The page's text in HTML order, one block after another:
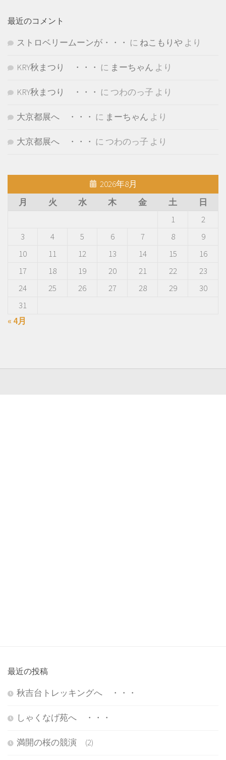
最近のコメント
ストロベリームーンが・・・ に ねこもりや より
KRY秋まつり ・・・ に まーちゃん より
KRY秋まつり ・・・ に つわのっ子 より
大京都展へ ・・・ に まーちゃん より
大京都展へ ・・・ に つわのっ子 より
2026年8月
月
火 水 木 金 土
日
1
2
3
4 5 6 7 8
9
10
11 12 13 14 15
16
17
18 19 20 21 22
23
24
25 26 27 28 29
30
31
« 4月
最近の投稿
秋吉台トレッキングへ ・・・
しゃくなげ苑へ ・・・
満開の桜の競演 (2)